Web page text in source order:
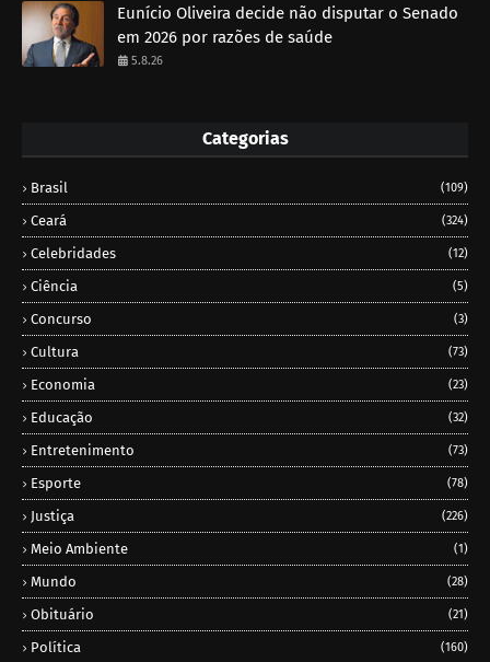
Eunício Oliveira decide não disputar o Senado
em 2026 por razões de saúde
5.8.26
Categorias
Brasil (109)
Ceará (324)
Celebridades (12)
Ciência (5)
Concurso (3)
Cultura (73)
Economia (23)
Educação (32)
Entretenimento (73)
Esporte (78)
Justiça (226)
Meio Ambiente (1)
Mundo (28)
Obituário (21)
Política (160)